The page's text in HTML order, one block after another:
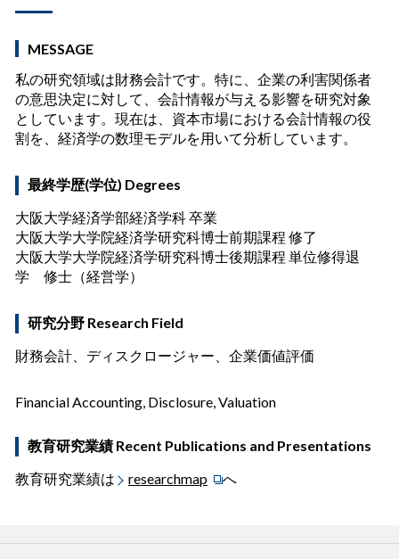
MESSAGE
私の研究領域は財務会計です。特に、企業の利害関係者
の意思決定に対して、会計情報が与える影響を研究対象
としています。現在は、資本市場における会計情報の役
割を、経済学の数理モデルを用いて分析しています。
最終学歴(学位) Degrees
大阪大学経済学部経済学科 卒業
大阪大学大学院経済学研究科博士前期課程 修了
大阪大学大学院経済学研究科博士後期課程 単位修得退
学 修士（経営学）
研究分野 Research Field
財務会計、ディスクロージャー、企業価値評価
Financial Accounting, Disclosure, Valuation
教育研究業績 Recent Publications and Presentations
教育研究業績は
researchmap へ